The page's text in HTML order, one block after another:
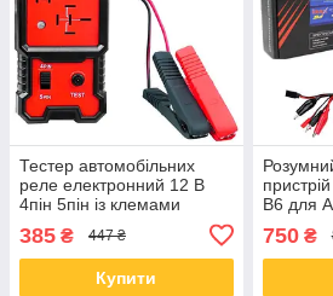
Тестер автомобільних
реле електронний 12 В
4пін 5пін із клемами
385 ₴ 447 ₴
Купити
B6 для
750₴